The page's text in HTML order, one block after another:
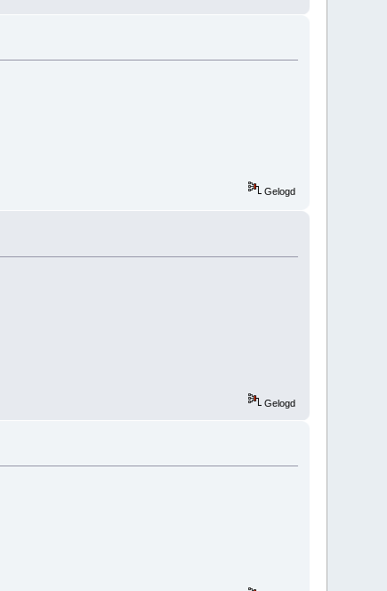
Gelogd
Gelogd